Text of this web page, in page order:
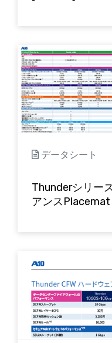
データシート
Thunderシリー
アンス